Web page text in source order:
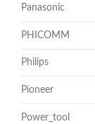
Panasonic
PHICOMM
Philips
Pioneer
Power_tool